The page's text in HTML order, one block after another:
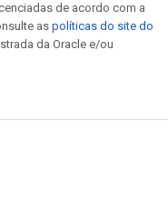
de acordo com a
aspolíticas do site do
da Oracle e/ou